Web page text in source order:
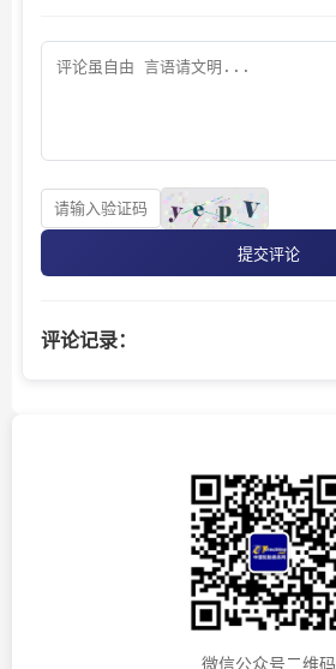
提交评论
评论记录：
微信公众号二维码